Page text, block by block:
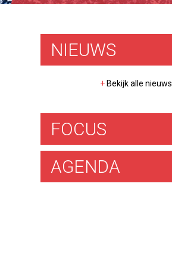
NIEUWS
+Bekijk alle nieuws
FOCUS
AGENDA